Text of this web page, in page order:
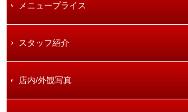
メニュープライス
スタッフ紹介
店内/外観写真